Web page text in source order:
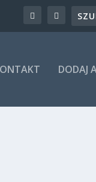
DODAJ